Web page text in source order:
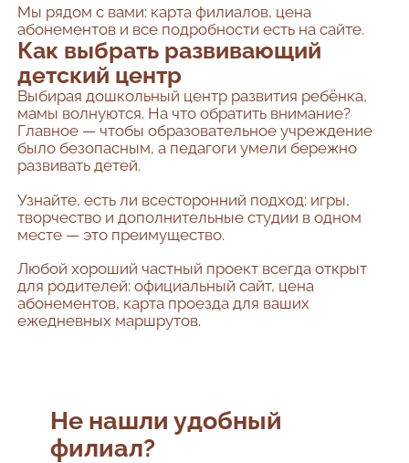
Мы рядом с вами: карта филиалов, цена
абонементов и все подробности есть на сайте.
Как выбрать развивающий
детский центр
Выбирая дошкольный центр развития ребёнка,
мамы волнуются. На что обратить внимание?
Главное — чтобы образовательное учреждение
было безопасным, а педагоги умели бережно
развивать детей.
Узнайте, есть ли всесторонний подход: игры,
творчество и дополнительные студии в одном
месте — это преимущество.
Любой хороший частный проект всегда открыт
для родителей: официальный сайт, цена
абонементов, карта проезда для ваших
ежедневных маршрутов.
Не нашли удобный
филиал?